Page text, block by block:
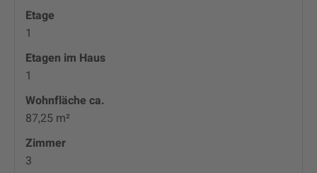
Etage
1
Etagen im Haus
1
Wohnfläche ca.
87,25 m²
Zimmer
3